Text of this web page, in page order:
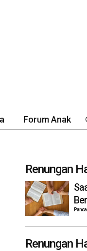
Forum Anak
Renungan
Renungan